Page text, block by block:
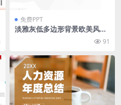
免费PPT
淡雅灰低多边形背景欧美风简
91